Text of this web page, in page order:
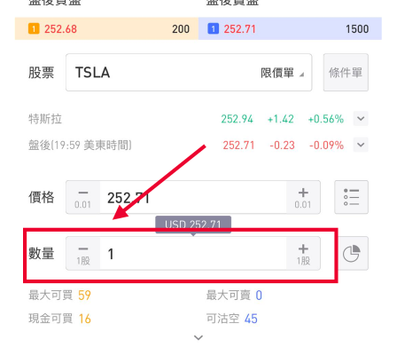
華盛APls
低時延極速交易系統
概述
AM 資產管理服務
ECM 股權資本市場服務
FICC 固定收益、外匯和大宗商品服務
WM 財富管理服務